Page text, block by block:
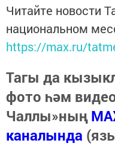
Читайте новости
национальном
https://max.ru/
Тагы да
фото һәм
Чаллы»ның
каналында